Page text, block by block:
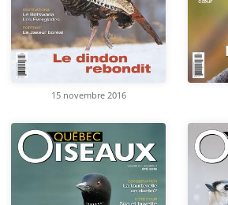
15 novembre 2016